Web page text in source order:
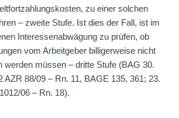
zu einer solchen
– zweite Stufe. Ist dies der Fall, ist im
Interessenabwägung zu prüfen, ob
vom Arbeitgeber billigerweise nicht
werden müssen – dritte Stufe (BAG 30.
AZR 88/09 – Rn. 11, BAGE 135, 361; 23.
06 – Rn. 18).